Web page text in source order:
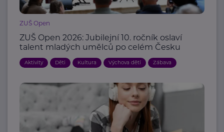
ZUŠ Open
ZUŠ Open 2026: Jubilejní 10. ročník oslaví
talent mladých umělců po celém Česku
Aktivity Děti Kultura Výchova dětí Zábava